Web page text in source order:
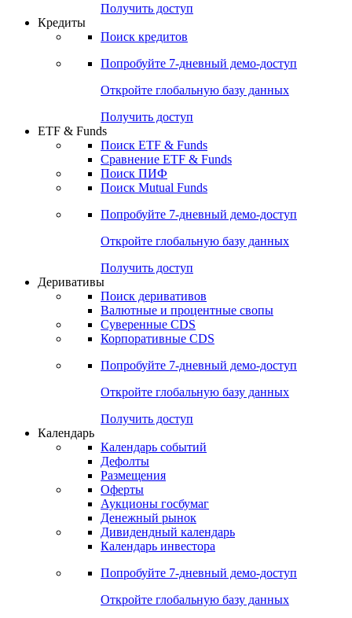
Получить доступ
Кредиты
Поиск кредитов
Попробуйте 7-дневный демо-доступ
Откройте глобальную базу данных
Получить доступ
ETF & Funds
Поиск ETF & Funds
Сравнение ETF & Funds
Поиск ПИФ
Поиск Mutual Funds
Попробуйте 7-дневный демо-доступ
Откройте глобальную базу данных
Получить доступ
Деривативы
Поиск деривативов
Валютные и процентные свопы
Суверенные CDS
Корпоративные CDS
Попробуйте 7-дневный демо-доступ
Откройте глобальную базу данных
Получить доступ
Календарь
Календарь событий
Дефолты
Размещения
Оферты
Аукционы госбумаг
Денежный рынок
Дивидендный календарь
Календарь инвестора
Попробуйте 7-дневный демо-доступ
Откройте глобальную базу данных